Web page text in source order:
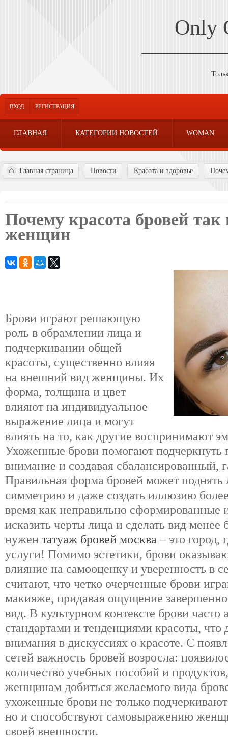
Only
ВХОД РЕГИСТРАЦИЯ
ГЛАВНАЯ КАТЕГОРИИ НОВОСТЕЙ WOMAN
Главная страница Новости Красота и здоровье
Почему красота бровей
женщин
Брови играют решающую
роль в обрамлении лица и
подчеркивании общей
красоты, существенно влияя
на внешний вид женщины. Их
форма, толщина и цвет
влияют на индивидуальное
выражение лица и могут
влиять на то, как другие воспринимают
Ухоженные брови помогают подчеркнуть
внимание и создавая сбалансированный,
Правильная форма бровей может поднять
симметрию и даже создать иллюзию
время как неправильно сформированные
исказить черты лица и сделать вид
нужен татуаж бровей москва – это город,
услуги! Помимо эстетики, брови
влияние на самооценку и уверенность в
считают, что четко очерченные брови
макияже, придавая ощущение
вид. В культурном контексте брови часто
стандартами и тенденциями красоты, что
внимания в дискуссиях о красоте. С
сетей важность бровей возросла:
количество учебных пособий и
женщинам добиться желаемого вида
ухоженные брови не только
но и способствуют самовыражению
своей внешности.